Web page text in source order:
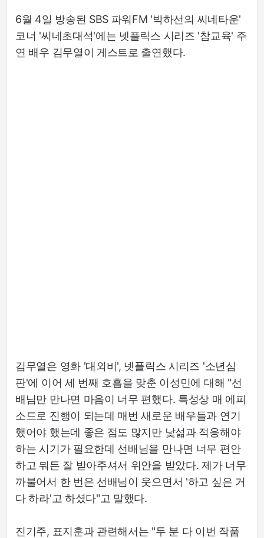
6월 4일 방송된 SBS 파워FM '박하선의 씨네타운'
코너 '씨네초대석'에는 넷플릭스 시리즈 '참교육' 주
연 배우 김무열이 게스트로 출연했다.
김무열은 영화 '대외비', 넷플릭스 시리즈 '소년심
판'에 이어 세 번째 호흡을 맞춘 이성민에 대해 "선
배님만 만나면 마음이 너무 편했다. 특성상 매 에피
소드로 진행이 되는데 매번 새로운 배우들과 연기
했어야 했는데 좋은 점도 많지만 낯섦과 적응해야
하는 시기가 필요한데 선배님을 만나면 너무 편안
하고 뭐든 잘 받아주셔서 위안을 받았다. 제가 너무
까불어서 한 번은 선배님이 웃으면서 '하고 싶은 거
다 하라'고 하셨다"고 말했다.
진기주, 표지훈과 관련해서는 "두 분 다 이번 작품